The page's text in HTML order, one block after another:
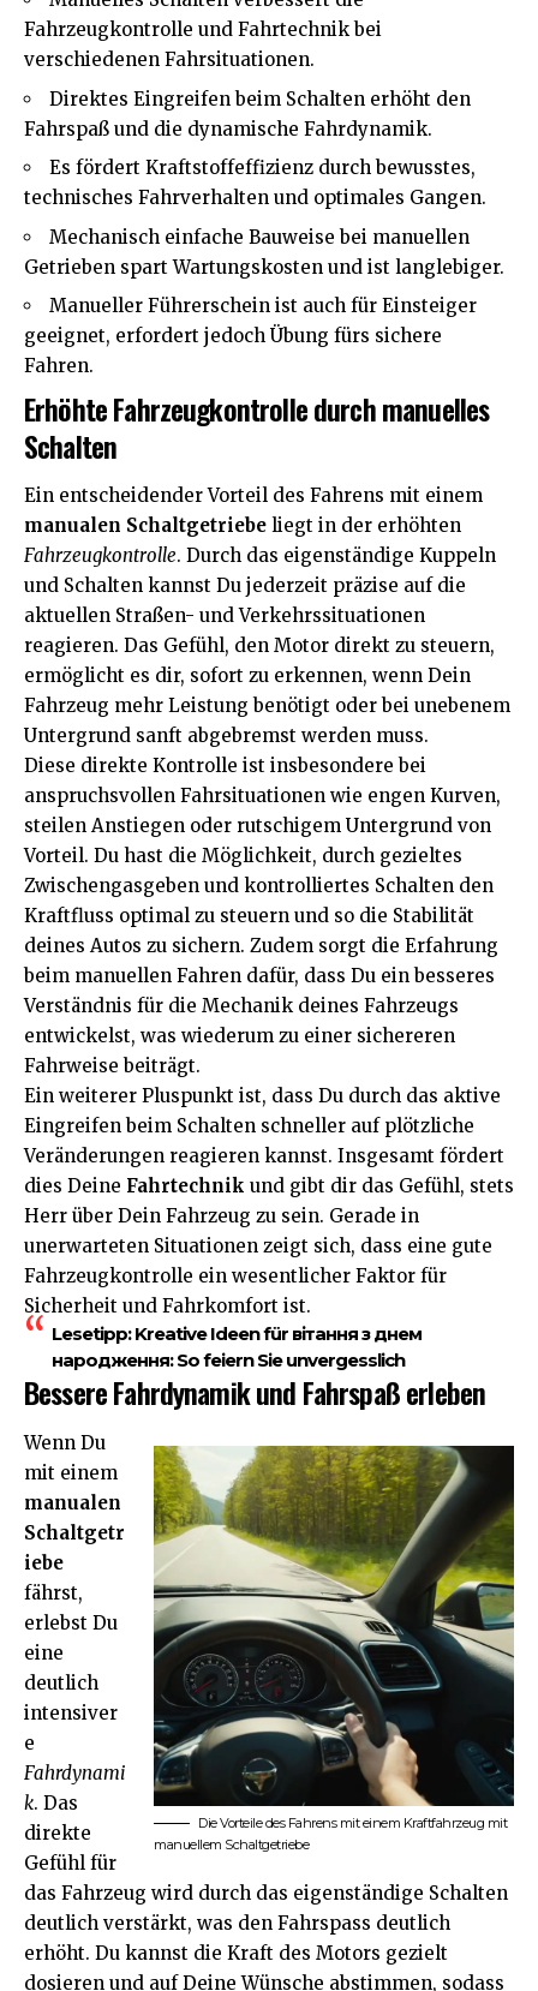
Fahrzeugkontrolle und Fahrtechnik bei
verschiedenen Fahrsituationen.
Direktes Eingreifen beim Schalten erhöht den
Fahrspaß und die dynamische Fahrdynamik.
Es fördert Kraftstoffeffizienz durch bewusstes,
technisches Fahrverhalten und optimales Gangen.
Mechanisch einfache Bauweise bei manuellen
Getrieben spart Wartungskosten und ist langlebiger.
Manueller Führerschein ist auch für Einsteiger
geeignet, erfordert jedoch Übung fürs sichere
Fahren.
Erhöhte Fahrzeugkontrolle durch manuelles
Schalten
Ein entscheidender Vorteil des Fahrens mit einem
manualen Schaltgetriebe liegt in der erhöhten
Fahrzeugkontrolle. Durch das eigenständige Kuppeln
und Schalten kannst Du jederzeit präzise auf die
aktuellen Straßen- und Verkehrssituationen
reagieren. Das Gefühl, den Motor direkt zu steuern,
ermöglicht es dir, sofort zu erkennen, wenn Dein
Fahrzeug mehr Leistung benötigt oder bei unebenem
Untergrund sanft abgebremst werden muss.
Diese direkte Kontrolle ist insbesondere bei
anspruchsvollen Fahrsituationen wie engen Kurven,
steilen Anstiegen oder rutschigem Untergrund von
Vorteil. Du hast die Möglichkeit, durch gezieltes
Zwischengasgeben und kontrolliertes Schalten den
Kraftfluss optimal zu steuern und so die Stabilität
deines Autos zu sichern. Zudem sorgt die Erfahrung
beim manuellen Fahren dafür, dass Du ein besseres
Verständnis für die Mechanik deines Fahrzeugs
entwickelst, was wiederum zu einer sichereren
Fahrweise beiträgt.
Ein weiterer Pluspunkt ist, dass Du durch das aktive
Eingreifen beim Schalten schneller auf plötzliche
Veränderungen reagieren kannst. Insgesamt fördert
dies Deine Fahrtechnik und gibt dir das Gefühl, stets
Herr über Dein Fahrzeug zu sein. Gerade in
unerwarteten Situationen zeigt sich, dass eine gute
Fahrzeugkontrolle ein wesentlicher Faktor für
Sicherheit und Fahrkomfort ist.
Lesetipp:Kreative Ideen für вітання з днем
народження: So feiern Sie unvergesslich
Bessere Fahrdynamik und Fahrspaß erleben
Die Vorteile des Fahrens mit einem Kraftfahrzeug mit
manuellem Schaltgetriebe
Wenn Du
mit einem
manualen
Schaltgetr
iebe
fährst,
erlebst Du
eine
deutlich
intensiver
e
Fahrdynami
k. Das
direkte
Gefühl für
das Fahrzeug wird durch das eigenständige Schalten
deutlich verstärkt, was den Fahrspass deutlich
erhöht. Du kannst die Kraft des Motors gezielt
dosieren und auf Deine Wünsche abstimmen, sodass